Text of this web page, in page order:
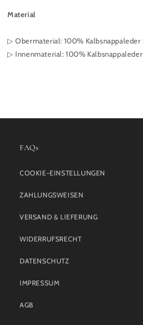
Material
▷ Obermaterial: 100%
▷ Innenmaterial: 100% Kalbsnappaleder
FAQs
COOKIE-EINSTELLUNGEN
ZAHLUNGSWEISEN
VERSAND & LIEFERUNG
WIDERRUFSRECHT
DATENSCHUTZ
IMPRESSUM
AGB